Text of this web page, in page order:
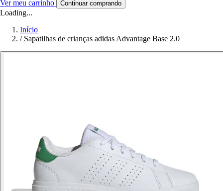
Ver meu carrinho Continuar comprando
Loading...
Início
/ Sapatilhas de crianças adidas Advantage Base 2.0